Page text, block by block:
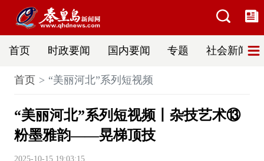
首页 时政要闻 国内要闻 专题 社会新闻
首页 “美丽河北”系列短视频
“美丽河北”系列短视频丨杂技艺术⑬
粉墨雅韵——晃梯顶技
2025-10-15 19:03:15